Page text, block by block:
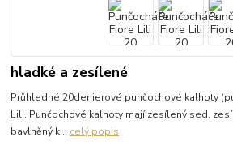
hladké a zesílené
Průhledné 20denierové punčochové kalhoty
Lili. Punčochové kalhoty mají zesílený sed,
bavlněný k... celý popis